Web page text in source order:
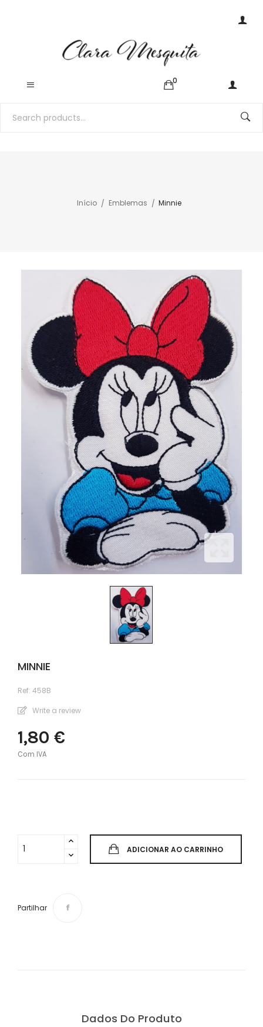
0
Início Emblemas Minnie
MINNIE
Ref: 458B
Write a review
1,80 €
Com IVA
ADICIONAR AO CARRINHO
Partilhar
Dados Do Produto